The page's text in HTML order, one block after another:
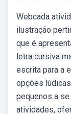
Webcada
ilustração
que é
letra cursiva
escrita para a
opções
pequenos a
atividades,